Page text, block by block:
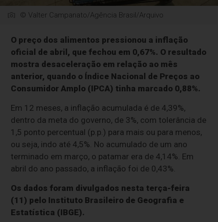
© Valter Campanato/Agência Brasil/Arquivo
O preço dos alimentos pressionou a inflação
oficial de abril, que fechou em 0,67%. O resultado
mostra desaceleração em relação ao mês
anterior, quando o Índice Nacional de Preços ao
Consumidor Amplo (IPCA) tinha marcado 0,88%.
Em 12 meses, a inflação acumulada é de 4,39%,
dentro da meta do governo, de 3%, com tolerância de
1,5 ponto percentual (p.p.) para mais ou para menos,
ou seja, indo até 4,5%. No acumulado de um ano
terminado em março, o patamar era de 4,14%. Em
abril do ano passado, a inflação foi de 0,43%.
Os dados foram divulgados nesta terça-feira
(11) pelo Instituto Brasileiro de Geografia e
Estatística (IBGE).